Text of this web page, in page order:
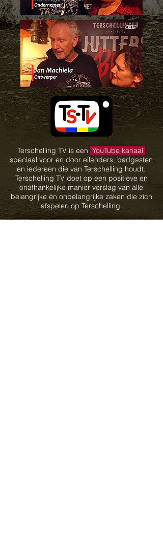
Terschelling TV is een YouTube kanaal
speciaal voor en door eilanders, badgasten
en iedereen die van Terschelling houdt.
Terschelling TV doet op een positieve en
onafhankelijke manier verslag van alle
belangrijke én onbelangrijke zaken die zich
afspelen op Terschelling.